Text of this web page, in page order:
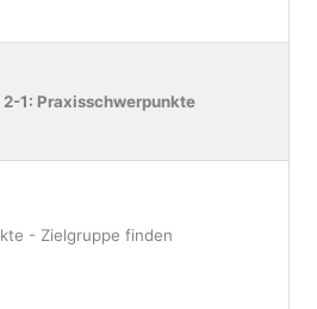
2-1: Praxisschwerpunkte
- Zielgruppe finden